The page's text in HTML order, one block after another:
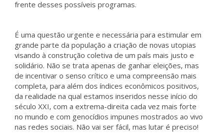
frente desses possíveis programas.
É uma questão urgente e necessária para estimular em
grande parte da população a criação de novas utopias
visando à construção coletiva de um país mais justo e
solidário. Não se trata apenas de ganhar eleições, mas
de incentivar o senso crítico e uma compreensão mais
completa, para além dos índices econômicos positivos,
da realidade na qual estamos inseridos nesse início do
século XXI, com a extrema-direita cada vez mais forte
no mundo e com genocídios impunes mostrados ao vivo
nas redes sociais. Não vai ser fácil, mas lutar é preciso!